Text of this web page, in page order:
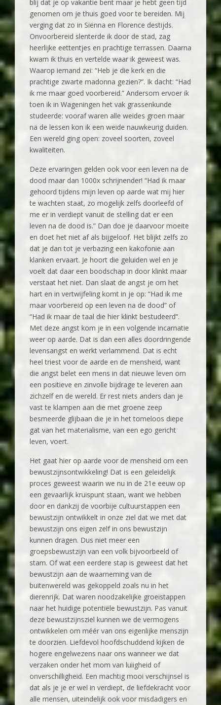
blij dat je op vakantie bent maar je hebt geen tijd
genomen om je thuis goed voor te bereiden. Mij
verging dat zo in Siënna en Florence destijds.
Onvoorbereid slenterde ik door de stad, zag
heerlijke eettentjes en prachtige terrassen. Daarna
kwam ik thuis en vertelde waar ik geweest was.
Waarop iemand zei: “Heb je die kerk en die
prachtige zwarte madonna gezien?”. Ik dacht: “Had
ik me maar goed voorbereid.” Andersom ervoer ik
toen ik in Wageningen het vak grassenkunde
studeerde: vooraf waren alle weides groen maar
na de lessen kon ik een weide nauwkeurig duiden.
Een wereld ging open: zoveel soorten, zoveel
kwaliteiten.
Deze ervaringen gelden ook voor een leven na de
dood maar dan 1000x schrijnender! “Had ik maar
gehoord tijdens mijn leven op aarde wat mij hier
te wachten staat, zo mogelijk zelfs doorleefd of
me er in verdiept vanuit de stelling dat er een
leven na de dood is.” Dan doe je daarvoor moeite
en doet het niet af als bijgeloof. Het blijkt zelfs zo
dat je dan tot je verbazing een kakofonie aan
klanken ervaart. Je hoort die geluiden wel en je
voelt dat daar een boodschap in door klinkt maar
verstaat het niet. Dan slaat de angst je om het
hart en in vertwijfeling komt in je op: “Had ik me
maar voorbereid op een leven na de dood” of
“Had ik maar de taal die hier klinkt bestudeerd”.
Met deze angst kom je in een volgende incarnatie
weer op aarde. Dat is dan een alles doordringende
levensangst en werkt verlammend. Dat is echt
heel triest voor de aarde en de mensheid, want
die angst belet een mens in dat nieuwe leven om
een positieve en zinvolle bijdrage te leveren aan
zichzelf en de wereld. Er rest niets anders dan je
vast te klampen aan die met groene zeep
besmeerde glijbaan die je in het tomeloos diepe
gat van het materialisme, van een ego gericht
leven, voert.
Het gaat hier op aarde voor de mensheid om een
bewustzijnsontwikkeling! Dat is een geleidelijk
proces geweest waarin we nu in de 21e eeuw op
een gevaarlijk kruispunt staan, want we hebben
door en dankzij de voorbije cultuurstappen een
bewustzijn ontwikkelt in onze ziel dat we met dat
bewustzijn ons eigen zelf in ons bewustzijn
kunnen dragen. Dus niet meer een
groepsbewustzijn van een volk bijvoorbeeld of
stam. Of wat een eerdere stap is geweest dat het
bewustzijn aan de waarneming van de
buitenwereld was gekoppeld zoals nu in het
dierenrijk. Dat waren noodzakelijke groeistappen
naar het huidige potentiële bewustzijn. Pas vanuit
deze bewustzijnsziel kunnen we de vermogens
ontwikkelen om méér van ons eigenlijke menszijn
te doorzien. Liefdevol hoofdschuddend kijken de
hogere engelwezens naar ons wanneer we dat
verzaken onder het mom van luiigheid of
onverschilligheid. Een machtig mooi verschijnsel is
dat als je je er wel in verdiept, de liefdekracht voor
alle mensen, uiteindelijk ook voor misdadigers en